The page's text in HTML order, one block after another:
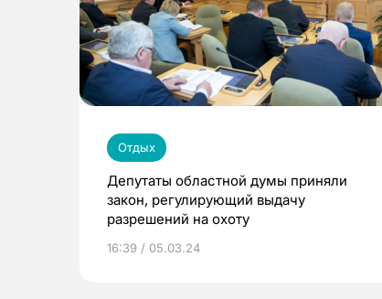
Отдых
Депутаты областной думы приняли
закон, регулирующий выдачу
разрешений на охоту
16:39 / 05.03.24